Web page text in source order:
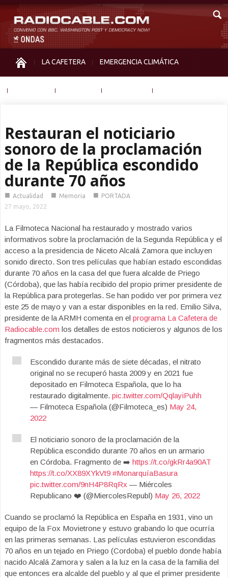
LA CAFETERA EMERGENCIA CLIMÁTICA
Restauran el noticiario
sonoro de la proclamación
de la República escondido
durante 70 años
■ Actualidad ■ Memoria ■ PORTADA
27 mayo, 2022
La Filmoteca Nacional ha restaurado y mostrado varios
informativos sobre la proclamación de la Segunda República y el
acceso a la presidencia de Niceto Alcalá Zamora que incluyen
sonido directo. Son tres películas que habían estado escondidas
durante 70 años en la casa del que fuera alcalde de Priego
(Córdoba), que las había recibido del propio primer presidente de
la República para protegerlas. Se han podido ver por primera vez
este 25 de mayo y van a estar disponibles en la red. Emilio Silva,
presidente de la ARMH comenta en el programa La Cafetera de
Radiocable.com los detalles de estos noticieros y algunos de los
fragmentos más destacados.
Escondido durante más de siete décadas, el nitrato
original no se recuperó hasta 2009 y en 2021 fue
depositado en Filmoteca Española, que lo ha
restaurado digitalmente. pic.twitter.com/QqlayiPuhh
— Filmoteca Española (@Filmoteca_es) May 24,
2022
El noticiario sonoro de la proclamación de la
República escondido durante 70 años en un armario
en Córdoba. Fragmento de ➡️ https://t.co/gkRr4a90AT
https://t.co/XX89XYkVt9 #MonarquíaBasura
pic.twitter.com/9nH4P8RqRx — Miércoles
Republicano ❤️ (@MiercolesRepubl) May 26, 2022
Cuando se proclamó la República en España en 1931, vino un
equipo de la Fox Movietrone y estuvo grabando lo que ocurría
en las primeras semanas. Las películas estuvieron escondidas
70 años en un tejado en Priego (Cordoba) el pueblo donde había
nacido Alcalá Zamora y salen a la luz en la casa de la familia del
que entonces era alcalde del pueblo y al que el primer presidente